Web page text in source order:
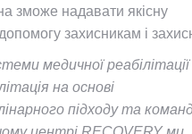
зможе надавати якісну
допомогу захисникам і
медичної
на основі
підходу та